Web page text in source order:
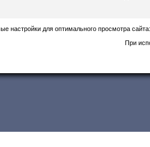
настройки для оптимального просмотра
При